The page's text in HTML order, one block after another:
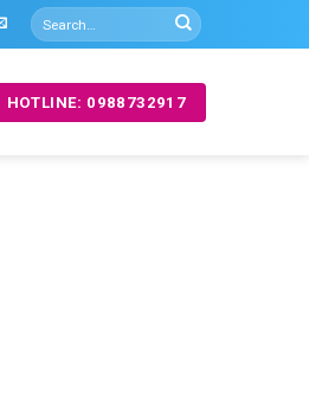
HOTLINE: 0988732917